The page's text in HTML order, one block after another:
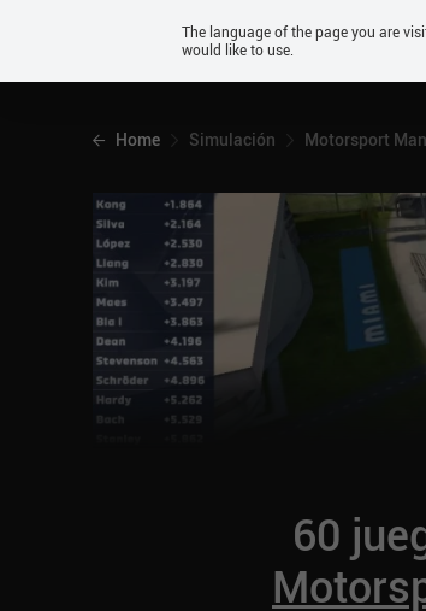
Android
Home Simulación Motorsport
60
The language of the page you are
would like to use.